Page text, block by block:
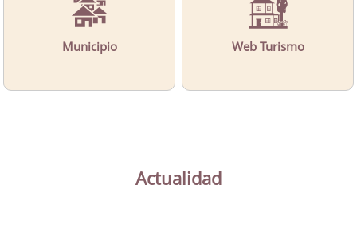
Municipio Web Turismo
Actualidad